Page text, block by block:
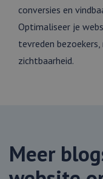
conversies en
Optimaliseer je
tevreden
zichtbaarheid.
Meer
_clsk
bcookie